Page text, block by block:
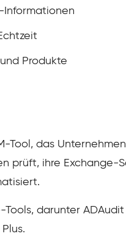
Informationen
Produkte
Tool, das
prüft, ihre Exchange-
darunter ADAudit